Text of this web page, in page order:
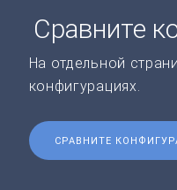
Сравните
На отдельной
конфигурациях.
СРАВНИТЕ